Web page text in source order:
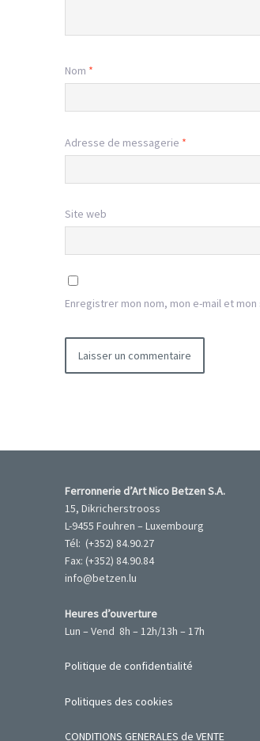
Nom *
Adresse de messagerie *
Site web
Enregistrer mon nom, mon e-mail et
Ferronnerie d’Art Nico Betzen S.A.
15, Dikricherstrooss
L-9455 Fouhren – Luxembourg
Tél: (+352) 84.90.27
Fax: (+352) 84.90.84
info@betzen.lu
Heures d’ouverture
Lun – Vend 8h – 12h/13h – 17h
Politique de confidentialité
Politiques des cookies
CONDITIONS GENERALES de VENTE